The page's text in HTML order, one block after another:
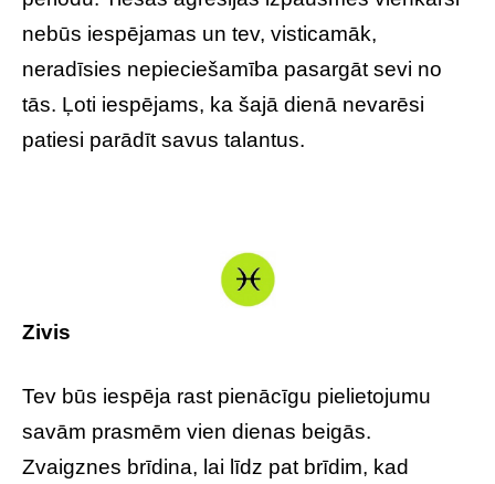
nebūs iespējamas un tev, visticamāk,
neradīsies nepieciešamība pasargāt sevi no
tās. Ļoti iespējams, ka šajā dienā nevarēsi
patiesi parādīt savus talantus.
Zivis
Tev būs iespēja rast pienācīgu pielietojumu
savām prasmēm vien dienas beigās.
Zvaigznes brīdina, lai līdz pat brīdim, kad